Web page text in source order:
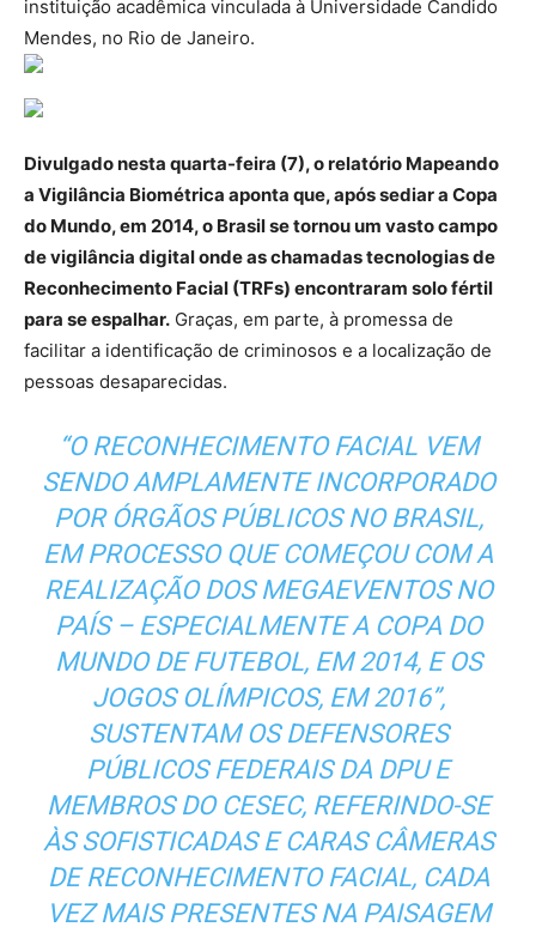
instituição acadêmica vinculada à Universidade Candido
Mendes, no Rio de Janeiro.
Divulgado nesta quarta-feira (7), o relatório Mapeando
a Vigilância Biométrica aponta que, após sediar a Copa
do Mundo, em 2014, o Brasil se tornou um vasto campo
de vigilância digital onde as chamadas tecnologias de
Reconhecimento Facial (TRFs) encontraram solo fértil
para se espalhar. Graças, em parte, à promessa de
facilitar a identificação de criminosos e a localização de
pessoas desaparecidas.
“O RECONHECIMENTO FACIAL VEM
SENDO AMPLAMENTE INCORPORADO
POR ÓRGÃOS PÚBLICOS NO BRASIL,
EM PROCESSO QUE COMEÇOU COM A
REALIZAÇÃO DOS MEGAEVENTOS NO
PAÍS – ESPECIALMENTE A COPA DO
MUNDO DE FUTEBOL, EM 2014, E OS
JOGOS OLÍMPICOS, EM 2016”,
SUSTENTAM OS DEFENSORES
PÚBLICOS FEDERAIS DA DPU E
MEMBROS DO CESEC, REFERINDO-SE
ÀS SOFISTICADAS E CARAS CÂMERAS
DE RECONHECIMENTO FACIAL, CADA
VEZ MAIS PRESENTES NA PAISAGEM